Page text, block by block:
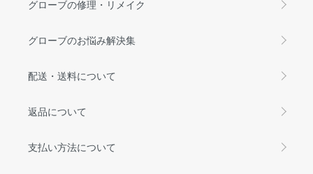
グローブの修理・リメイク
グローブのお悩み解決集
配送・送料について
返品について
支払い方法について